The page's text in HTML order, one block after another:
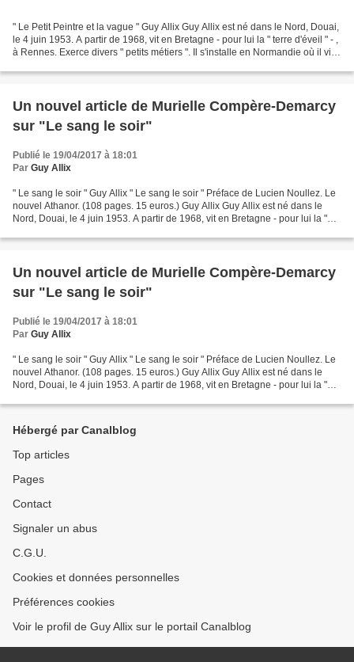
" Le Petit Peintre et la vague " Guy Allix Guy Allix est né dans le Nord, Douai,
le 4 juin 1953. A partir de 1968, vit en Bretagne - pour lui la " terre d'éveil " - ,
à Rennes. Exerce divers " petits métiers ". Il s'installe en Normandie où il vit
Un nouvel article de Murielle Compère-Demarcy
sur "Le sang le soir"
Publié le 19/04/2017 à 18:01
Par Guy Allix
" Le sang le soir " Guy Allix " Le sang le soir " Préface de Lucien Noullez. Le
nouvel Athanor. (108 pages. 15 euros.) Guy Allix Guy Allix est né dans le
Nord, Douai, le 4 juin 1953. A partir de 1968, vit en Bretagne - pour lui la "
Un nouvel article de Murielle Compère-Demarcy
sur "Le sang le soir"
Publié le 19/04/2017 à 18:01
Par Guy Allix
" Le sang le soir " Guy Allix " Le sang le soir " Préface de Lucien Noullez. Le
nouvel Athanor. (108 pages. 15 euros.) Guy Allix Guy Allix est né dans le
Nord, Douai, le 4 juin 1953. A partir de 1968, vit en Bretagne - pour lui la "
Hébergé par Canalblog
Top articles
Pages
Contact
Signaler un abus
C.G.U.
Cookies et données personnelles
Préférences cookies
Voir le profil de Guy Allix sur le portail Canalblog